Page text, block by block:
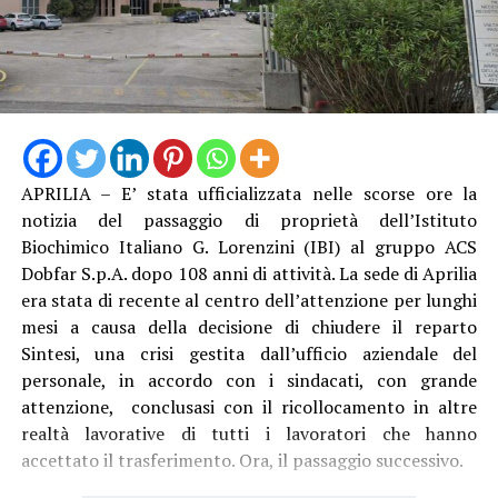
APRILIA – E’ stata ufficializzata nelle scorse ore la
notizia del passaggio di proprietà dell’Istituto
Biochimico Italiano G. Lorenzini (IBI) al gruppo ACS
Dobfar S.p.A. dopo 108 anni di attività. La sede di Aprilia
era stata di recente al centro dell’attenzione per lunghi
mesi a causa della decisione di chiudere il reparto
Sintesi, una crisi gestita dall’ufficio aziendale del
personale, in accordo con i sindacati, con grande
attenzione, conclusasi con il ricollocamento in altre
realtà lavorative di tutti i lavoratori che hanno
accettato il trasferimento. Ora, il passaggio successivo.